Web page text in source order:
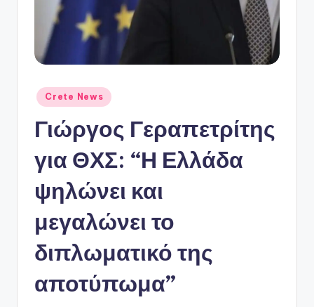
Αναρτήθηκε
σε
Crete News
Γιώργος Γεραπετρίτης
για ΘΧΣ: “Η Ελλάδα
ψηλώνει και
μεγαλώνει το
διπλωματικό της
αποτύπωμα”